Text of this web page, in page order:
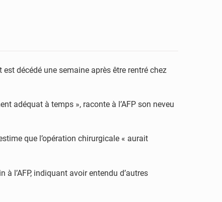
décédé une semaine après être rentré chez
adéquat à temps », raconte à l’AFP son neveu
que l’opération chirurgicale « aurait
l’AFP, indiquant avoir entendu d’autres